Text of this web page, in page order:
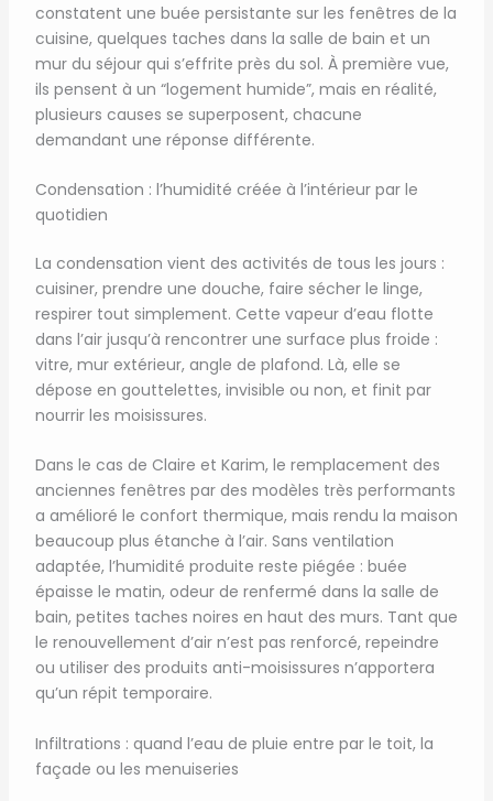
constatent une buée persistante sur les fenêtres de la
cuisine, quelques taches dans la salle de bain et un
mur du séjour qui s’effrite près du sol. À première vue,
ils pensent à un “logement humide”, mais en réalité,
plusieurs causes se superposent, chacune
demandant une réponse différente.
Condensation : l’humidité créée à l’intérieur par le
quotidien
La condensation vient des activités de tous les jours :
cuisiner, prendre une douche, faire sécher le linge,
respirer tout simplement. Cette vapeur d’eau flotte
dans l’air jusqu’à rencontrer une surface plus froide :
vitre, mur extérieur, angle de plafond. Là, elle se
dépose en gouttelettes, invisible ou non, et finit par
nourrir les moisissures.
Dans le cas de Claire et Karim, le remplacement des
anciennes fenêtres par des modèles très performants
a amélioré le confort thermique, mais rendu la maison
beaucoup plus étanche à l’air. Sans ventilation
adaptée, l’humidité produite reste piégée : buée
épaisse le matin, odeur de renfermé dans la salle de
bain, petites taches noires en haut des murs. Tant que
le renouvellement d’air n’est pas renforcé, repeindre
ou utiliser des produits anti-moisissures n’apportera
qu’un répit temporaire.
Infiltrations : quand l’eau de pluie entre par le toit, la
façade ou les menuiseries